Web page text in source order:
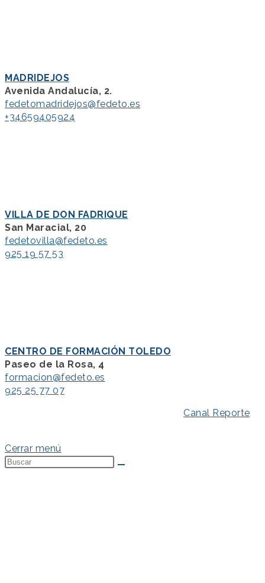
MADRIDEJOS
Avenida Andalucía, 2.
fedetomadridejos@fedeto.es
+34659405924
VILLA DE DON FADRIQUE
San Maracial, 20
fedetovilla@fedeto.es
925 19 57 53
CENTRO DE FORMACIÓN TOLEDO
Paseo de la Rosa, 4
formacion@fedeto.es
925 25 77 07
Canal Reporte
Cerrar menú